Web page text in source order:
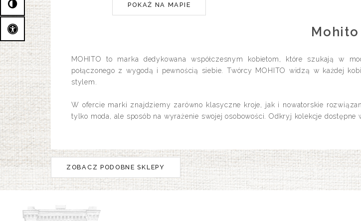
POKAŻ NA MAPIE
Mohito
MOHITO to marka dedykowana współczesnym kobietom, które szukają w
połączonego z wygodą i pewnością siebie. Twórcy MOHITO widzą w każdej
stylem.
W ofercie marki znajdziemy zarówno klasyczne kroje, jak i nowatorskie
tylko moda, ale sposób na wyrażenie swojej osobowości. Odkryj kolekcje dostępne
ZOBACZ PODOBNE SKLEPY